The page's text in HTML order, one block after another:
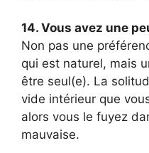
14. Vous avez une
Non pas une
qui est naturel, mais
être seul(e). La
vide intérieur que
alors vous le fuyez
mauvaise.